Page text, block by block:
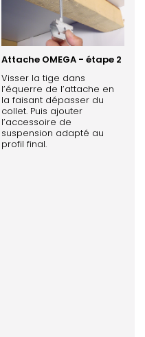
Attache OMEGA - étape 2
Visser la tige dans
l’équerre de l’attache en
la faisant dépasser du
collet. Puis ajouter
l’accessoire de
suspension adapté au
profil final.